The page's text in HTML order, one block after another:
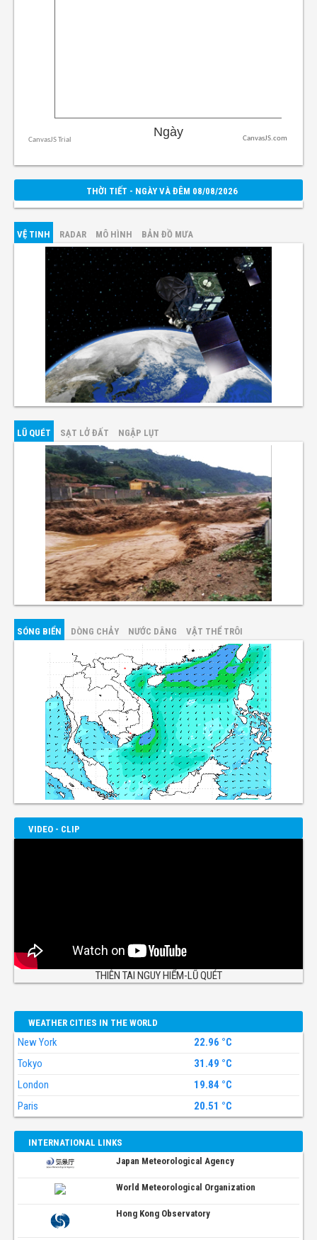
CanvasJS.com
THỜI TIẾT - NGÀY VÀ ĐÊM 08/08/2026
VỆ TINH RADAR MÔ HÌNH BẢN ĐỒ MƯA
LŨ QUÉT SẠT LỞ ĐẤT NGẬP LỤT
SÓNG BIỂN DÒNG CHẢY NƯỚC DÂNG VẬT THỂ TRÔI
VIDEO - CLIP
THIÊN TAI NGUY HIỂM-LŨ QUÉT
WEATHER CITIES IN THE WORLD
New York
22.96 °C
Tokyo
31.49 °C
London
19.84 °C
Paris
20.51 °C
INTERNATIONAL LINKS
Japan Meteorological Agency
World Meteorological Organization
Hong Kong Observatory